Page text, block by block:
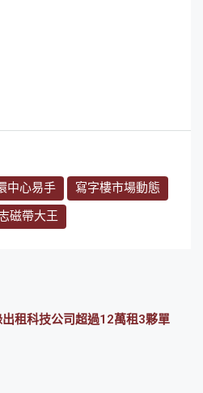
中心易手
寫字樓市場動態
磁帶大王
租科技公司超過12萬租3夥單